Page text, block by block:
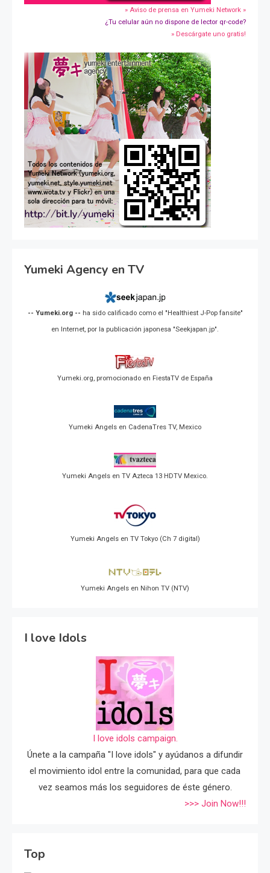
» Aviso de prensa en Yumeki Network »
¿Tu celular aún no dispone de lector qr-code?
» Descárgate uno gratis!
Yumeki Agency en TV
-- Yumeki.org -- ha sido calificado como el "Healthiest J-Pop fansite"
en Internet, por la publicación japonesa "Seekjapan.jp".
Yumeki.org, promocionado en FiestaTV de España
Yumeki Angels en CadenaTres TV, Mexico
Yumeki Angels en TV Azteca 13 HDTV Mexico.
Yumeki Angels en TV Tokyo (Ch 7 digital)
Yumeki Angels en Nihon TV (NTV)
I love Idols
I love idols campaign.
Únete a la campaña "I love idols" y ayúdanos a difundir
el movimiento idol entre la comunidad, para que cada
vez seamos más los seguidores de éste género.
>>> Join Now!!!
Top